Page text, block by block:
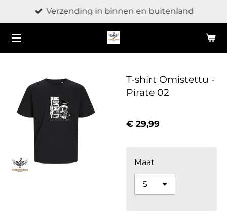
direct
naar
de
Verzending in binnen en buitenland
T-shirt Omistettu -
Pirate 02
€ 29,99
Maat